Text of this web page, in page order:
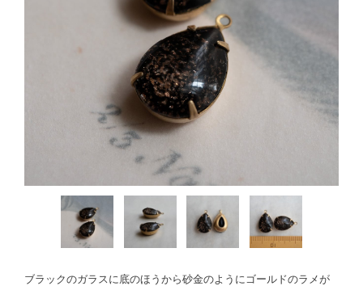
ブラックのガラスに底のほうから砂金のようにゴールドのラメが